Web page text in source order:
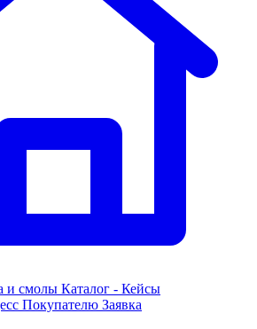
и смолы Каталог - Кейсы
Покупателю Заявка